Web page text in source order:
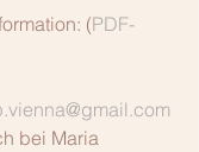
(PDF-
bei Maria